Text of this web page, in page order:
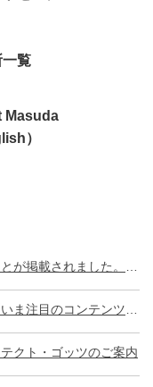
覧
Masuda
）
クト・ゴッツのご案内